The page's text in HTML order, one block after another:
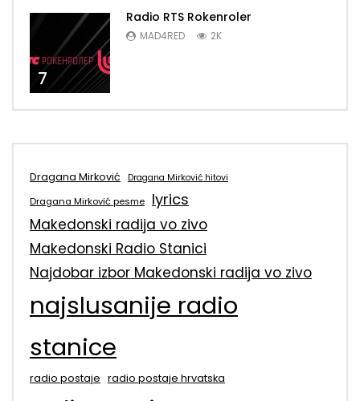
7
Radio RTS Rokenroler
MAD4RED 2K
Dragana Mirković Dragana Mirković hitovi
Dragana Mirković pesme lyrics
Makedonski radija vo zivo
Makedonski Radio Stanici
Najdobar izbor Makedonski radija vo zivo
najslusanije radio
stanice
radio postaje radio postaje hrvatska